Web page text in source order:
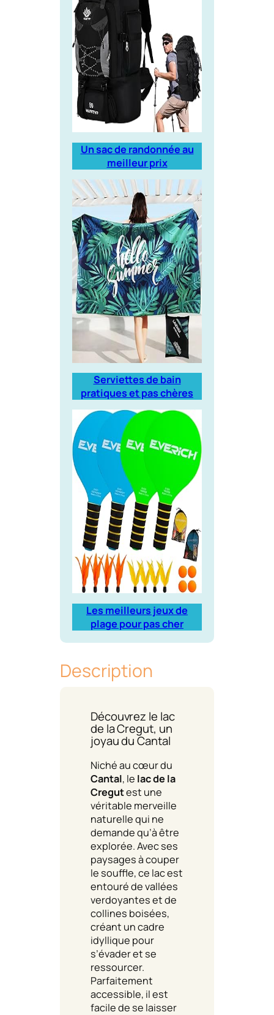
Un sac de randonnée au
meilleur prix
Serviettes de bain
pratiques et pas chères
Les meilleurs jeux de
plage pour pas cher
Description
Découvrez le lac
de la Cregut, un
joyau du Cantal
Niché au cœur du
Cantal, le lac de la
Cregutest une
véritable merveille
naturelle qui ne
demande qu’à être
explorée. Avec ses
paysages à couper
le souffle, ce lac est
entouré de vallées
verdoyantes et de
collines boisées,
créant un cadre
idyllique pour
s’évader et se
ressourcer.
Parfaitement
accessible, il est
facile de se laisser